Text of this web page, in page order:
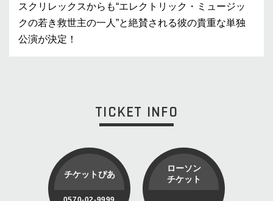
スクリレックスからも“エレクトリック・ミュージッ
クの若き救世主の一人”と絶賛される彼の貴重な単独
公演が決定！
TICKET INFO
チケットぴあ
ローソン
チケット